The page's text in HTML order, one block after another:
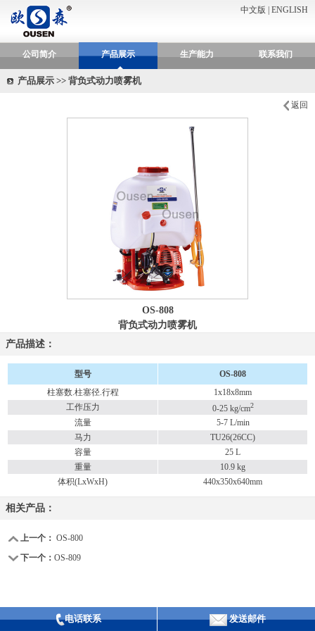
中文版 ENGLISH
公司简介 产品展示 生产能力 联系我们
产品展示 >> 背负式动力喷雾机
返回
OS-808
背负式动力喷雾机
产品描述：
型号
OS-808
柱塞数.柱塞径.行程
1x18x8mm
工作压力
0-25 kg/cm2
流量
5-7 L/min
马力
TU26(26CC)
容量
25 L
重量
10.9 kg
体积(LxWxH)
440x350x640mm
相关产品：
上一个： OS-800
下一个： OS-809
电话联系 发送邮件